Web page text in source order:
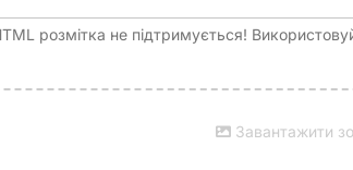
розмітка не підтримується!
Завантажити